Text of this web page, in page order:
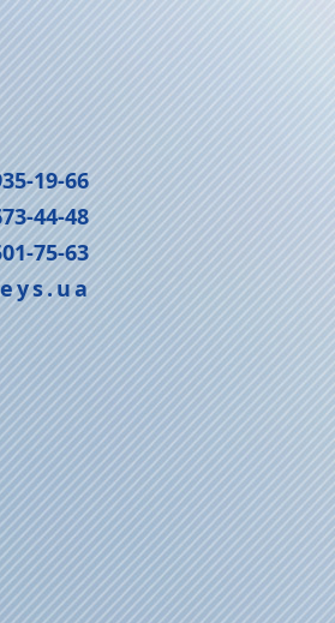
19-66
44-48
75-63